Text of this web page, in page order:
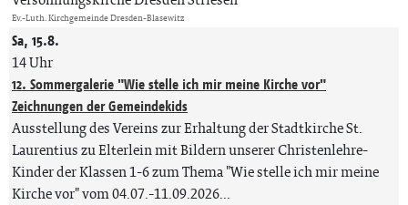
Ev.-Luth. Kirchgemeinde Dresden-Blasewitz
Sa, 15.8.
14 Uhr
12. Sommergalerie "Wie stelle ich mir meine Kirche vor"
Zeichnungen der Gemeindekids
Ausstellung des Vereins zur Erhaltung der Stadtkirche St.
Laurentius zu Elterlein mit Bildern unserer Christenlehre-
Kinder der Klassen 1-6 zum Thema "Wie stelle ich mir meine
Kirche vor" vom 04.07.-11.09.2026...